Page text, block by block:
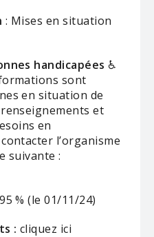
: Mises en situation
handicapées ♿
sont
en situation de
et
en
l’organisme
suivante :
95 % (le 01/11/24)
: cliquez ici